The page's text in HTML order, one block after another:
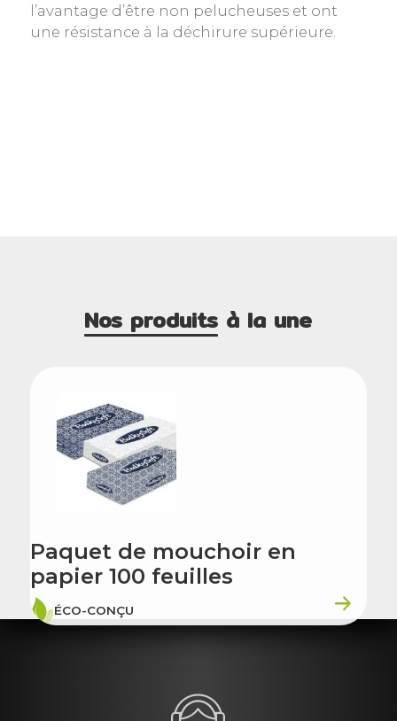
l’avantage d’être non pelucheuses et ont
une résistance à la déchirure supérieure.
Nos produits à la une
Paquet de mouchoir en
papier 100 feuilles
ÉCO-CONÇU